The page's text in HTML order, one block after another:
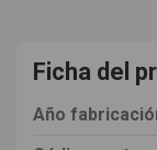
Ficha del
Año